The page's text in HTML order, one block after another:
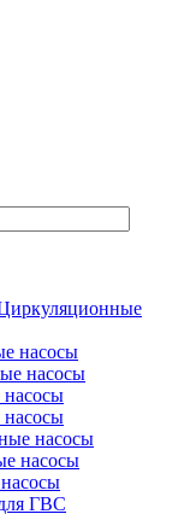
насосы
насосы
насосы
насосы